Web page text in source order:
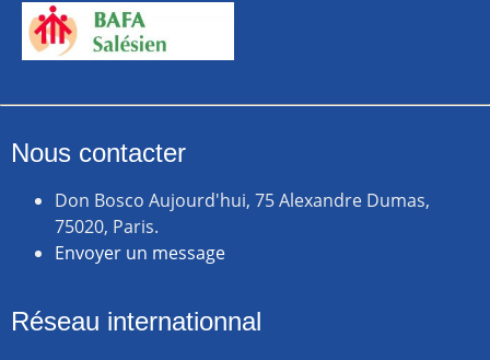
Nous contacter
Don Bosco Aujourd'hui, 75 Alexandre Dumas,
75020, Paris.
Envoyer un message
Réseau internationnal